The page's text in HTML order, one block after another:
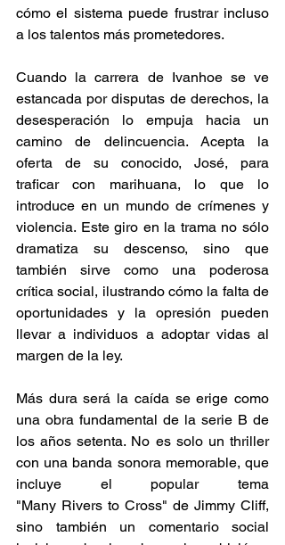
cómo el sistema puede frustrar incluso
a los talentos más prometedores.
Cuando la carrera de Ivanhoe se ve
estancada por disputas de derechos, la
desesperación lo empuja hacia un
camino de delincuencia. Acepta la
oferta de su conocido, José, para
traficar con marihuana, lo que lo
introduce en un mundo de crímenes y
violencia. Este giro en la trama no sólo
dramatiza su descenso, sino que
también sirve como una poderosa
crítica social, ilustrando cómo la falta de
oportunidades y la opresión pueden
llevar a individuos a adoptar vidas al
margen de la ley.
Más dura será la caída se erige como
una obra fundamental de la serie B de
los años setenta. No es solo un thriller
con una banda sonora memorable, que
incluye el popular tema
"Many Rivers to Cross" de Jimmy Cliff,
sino también un comentario social